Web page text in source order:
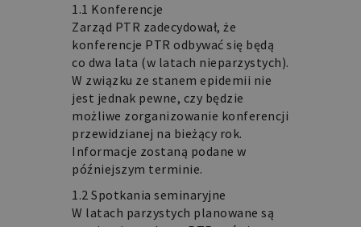
1.1 Konferencje
Zarząd PTR zadecydował, że
konferencje PTR odbywać się będą
co dwa lata (w latach nieparzystych).
W związku ze stanem epidemii nie
jest jednak pewne, czy będzie
możliwe zorganizowanie konferencji
przewidzianej na bieżący rok.
Informacje zostaną podane w
późniejszym terminie.
1.2 Spotkania seminaryjne
W latach parzystych planowane są